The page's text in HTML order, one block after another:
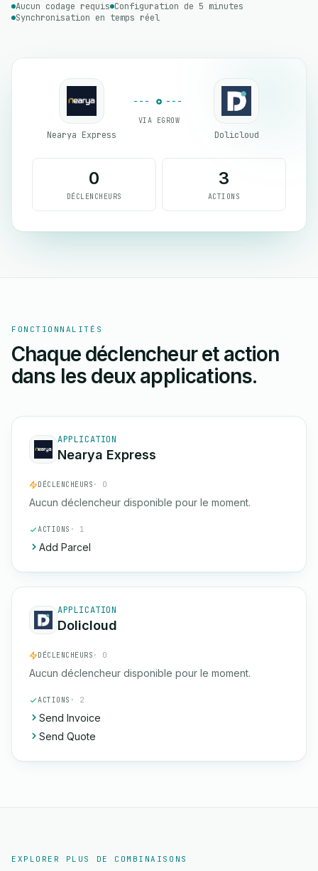
Aucun codage requis Configuration de 5 minutes
Synchronisation en temps réel
Nearya Express
VIA EGROW
Dolicloud
0
DÉCLENCHEURS
3
ACTIONS
FONCTIONNALITÉS
Chaque déclencheur et action
dans les deux applications.
APPLICATION
Nearya Express
DÉCLENCHEURS · 0
Aucun déclencheur disponible pour le moment.
ACTIONS · 1
Add Parcel
APPLICATION
Dolicloud
DÉCLENCHEURS · 0
Aucun déclencheur disponible pour le moment.
ACTIONS · 2
Send Invoice
Send Quote
EXPLORER PLUS DE COMBINAISONS